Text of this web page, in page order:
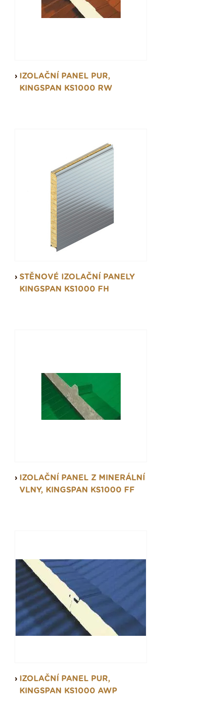
IZOLAČNÍ PANEL PUR,
KINGSPAN KS1000 RW
STĚNOVÉ IZOLAČNÍ PANELY
KINGSPAN KS1000 FH
IZOLAČNÍ PANEL Z MINERÁLNÍ
VLNY, KINGSPAN KS1000 FF
IZOLAČNÍ PANEL PUR,
KINGSPAN KS1000 AWP